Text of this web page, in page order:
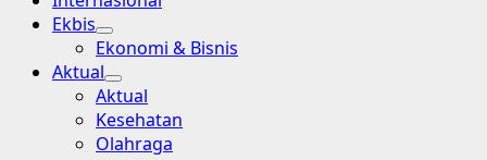
Ekbis
Ekonomi & Bisnis
Aktual
Aktual
Kesehatan
Olahraga